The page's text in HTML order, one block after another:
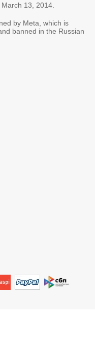
13, 2014.
by Meta, which is
banned in the Russian